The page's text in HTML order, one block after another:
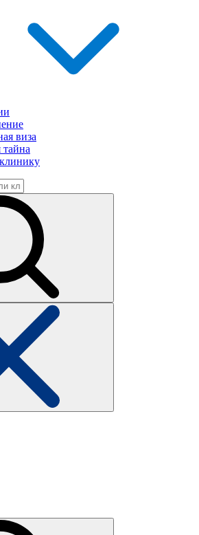
виза
тайна